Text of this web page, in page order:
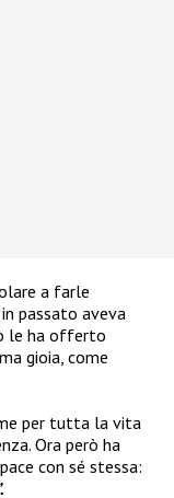
a farle
passato aveva
le ha offerto
gioia, come
per tutta la vita
Ora però ha
con sé stessa: